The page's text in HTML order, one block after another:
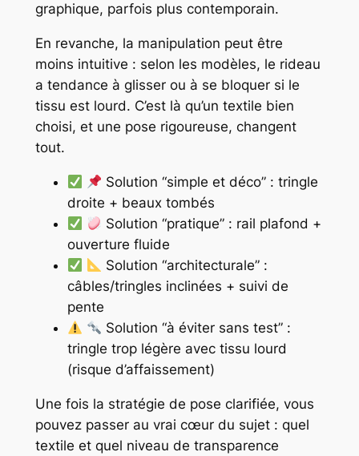
graphique, parfois plus contemporain.
En revanche, la manipulation peut être
moins intuitive : selon les modèles, le rideau
a tendance à glisser ou à se bloquer si le
tissu est lourd. C’est là qu’un textile bien
choisi, et une pose rigoureuse, changent
tout.
Solution “simple et déco” : tringle
droite + beaux tombés
Solution “pratique” : rail plafond +
ouverture fluide
Solution “architecturale” :
câbles/tringles inclinées + suivi de
pente
Solution “à éviter sans test” :
tringle trop légère avec tissu lourd
(risque d’affaissement)
Une fois la stratégie de pose clarifiée, vous
pouvez passer au vrai cœur du sujet : quel
textile et quel niveau de transparence